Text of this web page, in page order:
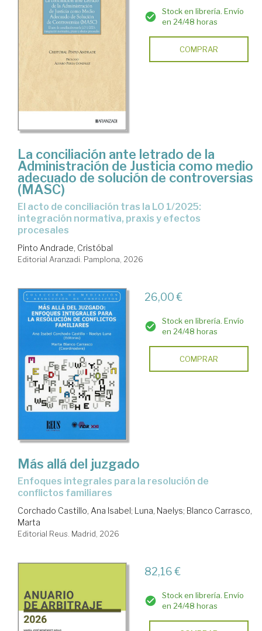
Stock en librería. Envío
en 24/48 horas
COMPRAR
La conciliación ante letrado de la
Administración de Justicia como medio
adecuado de solución de controversias
(MASC)
El acto de conciliación tras la LO 1/2025:
integración normativa, praxis y efectos
procesales
Pinto Andrade, Cristóbal
Editorial Aranzadi. Pamplona, 2026
26,00 €
Stock en librería. Envío
en 24/48 horas
COMPRAR
Más allá del juzgado
Enfoques integrales para la resolución de
conflictos familiares
Corchado Castillo, Ana Isabel; Luna, Naelys; Blanco Carrasco,
Marta
Editorial Reus. Madrid, 2026
82,16 €
Stock en librería. Envío
en 24/48 horas